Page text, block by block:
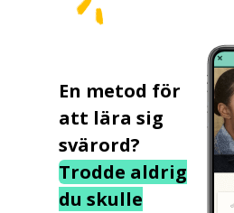
En metod för
att lära sig
svärord?
Trodde aldrig
du skulle